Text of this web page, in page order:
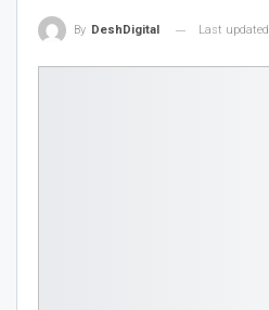
By DeshDigital Last updated